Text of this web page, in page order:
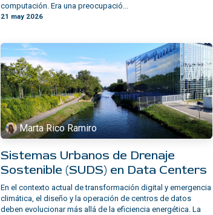
computación. Era una preocupació...
21 may 2026
Marta Rico Ramiro
Sistemas Urbanos de Drenaje
Sostenible (SUDS) en Data Centers
En el contexto actual de transformación digital y emergencia
climática, el diseño y la operación de centros de datos
deben evolucionar más allá de la eficiencia energética. La